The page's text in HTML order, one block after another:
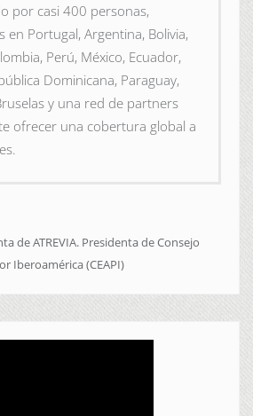
por casi 400 personas,
en Portugal, Argentina, Bolivia,
Perú, México, Ecuador,
Dominicana, Paraguay,
y una red de partners
ofrecer una cobertura global a
de ATREVIA. Presidenta de Consejo
Iberoamérica (CEAPI)